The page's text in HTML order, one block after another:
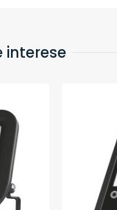
interese